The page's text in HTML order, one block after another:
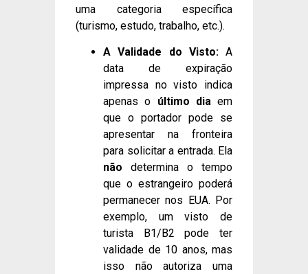
uma categoria específica
(turismo, estudo, trabalho, etc.).
A Validade do Visto:A
data de expiração
impressa no visto indica
apenas o último diaem
que o portador pode se
apresentar na fronteira
para solicitar a entrada. Ela
não determina o tempo
que o estrangeiro poderá
permanecer nos EUA. Por
exemplo, um visto de
turista B1/B2 pode ter
validade de 10 anos, mas
isso não autoriza uma